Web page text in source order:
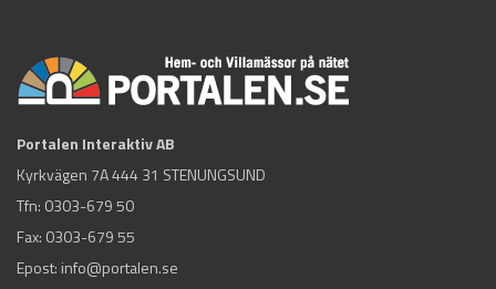
Portalen Interaktiv AB
Kyrkvägen 7A 444 31 STENUNGSUND
Tfn: 0303-679 50
Fax: 0303-679 55
Epost: info@portalen.se